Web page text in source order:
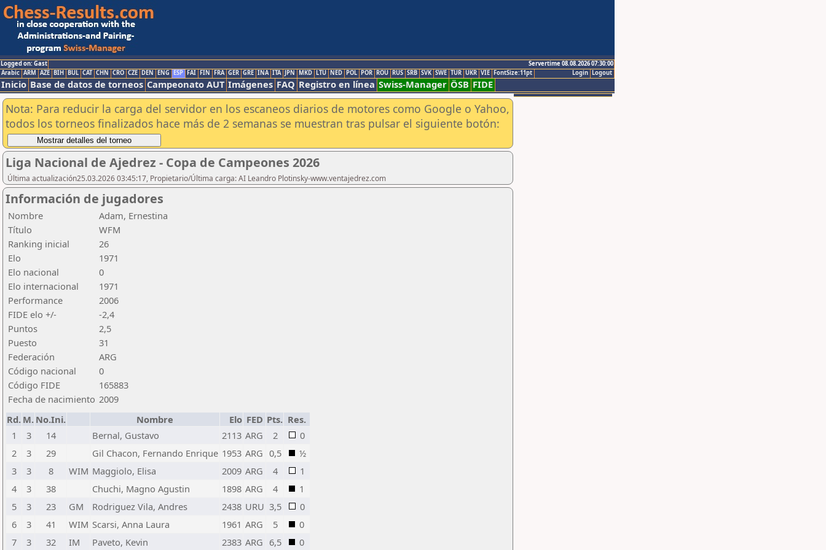
Logged on: Gast
Servertime 08.08.2026 07:30:00
Logout
Login
Arabic ARM AZE BIH BUL CAT CHN CRO CZE DEN ENG ESP FAI FIN FRA GER GRE INA ITA JPN MKD LTU NED POL POR ROU RUS SRB SVK SWE TUR UKR VIE FontSize:11pt
Inicio Base de datos de torneos Campeonato AUT Imágenes FAQ Registro en línea Swiss-Manager ÖSB FIDE
Nota: Para reducir la carga del servidor en los escaneos diarios de motores como Google o Yahoo,
todos los torneos finalizados hace más de 2 semanas se muestran tras pulsar el siguiente botón:
Liga Nacional de Ajedrez - Copa de Campeones 2026
Última actualización25.03.2026 03:45:17, Propietario/Última carga: AI Leandro Plotinsky-www.ventajedrez.com
Información de jugadores
Nombre
Adam, Ernestina
Título
WFM
Ranking inicial
26
Elo
1971
Elo nacional
0
Elo internacional
1971
Performance
2006
FIDE elo +/-
-2,4
Puntos
2,5
Puesto
31
Federación
ARG
Código nacional
0
Código FIDE
165883
Fecha de nacimiento 2009
Rd. M. No.Ini. Nombre Elo FED Pts. Res.
1
3 14 Bernal, Gustavo 2113 ARG 2
0
2
3 29 Gil Chacon, Fernando Enrique 1953 ARG 0,5
½
3
3 8 WIM Maggiolo, Elisa 2009 ARG 4
1
4
3 38 Chuchi, Magno Agustin 1898 ARG 4
1
5
3 23 GM Rodriguez Vila, Andres 2438 URU 3,5
0
6
3 41 WIM Scarsi, Anna Laura 1961 ARG 5
0
7
3 32 IM Paveto, Kevin 2383 ARG 6,5 0